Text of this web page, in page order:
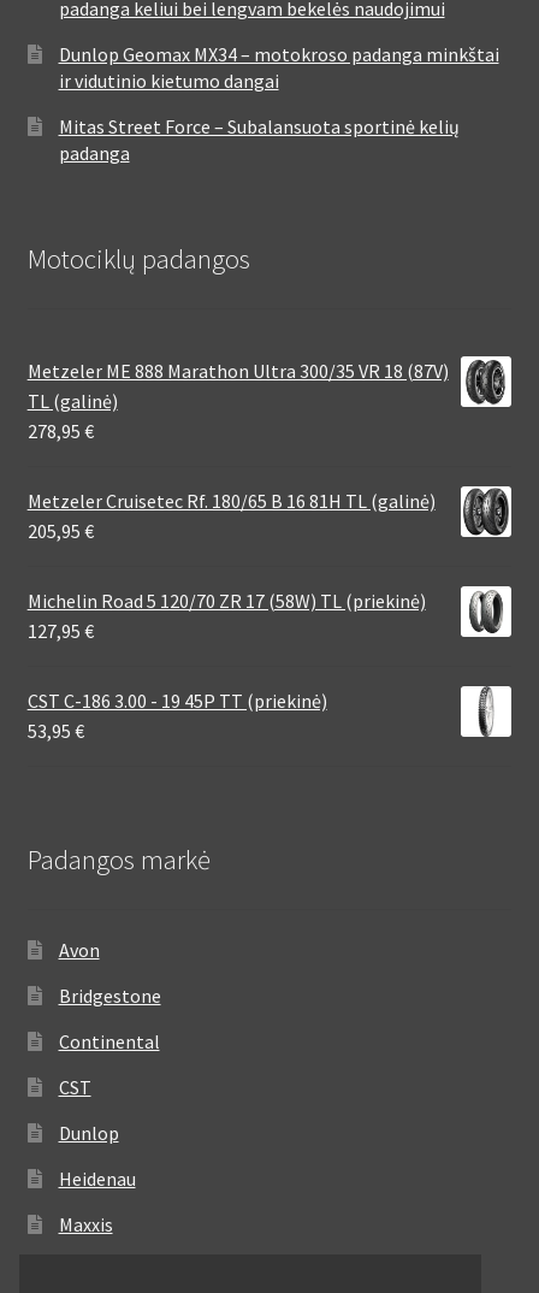
padanga keliui bei lengvam bekelės naudojimui
Dunlop Geomax MX34 – motokroso padanga minkštai
ir vidutinio kietumo dangai
Mitas Street Force – Subalansuota sportinė kelių
padanga
Motociklų padangos
Metzeler ME 888 Marathon Ultra 300/35 VR 18 (87V)
TL (galinė)
278,95 €
Metzeler Cruisetec Rf. 180/65 B 16 81H TL (galinė)
205,95 €
Michelin Road 5 120/70 ZR 17 (58W) TL (priekinė)
127,95 €
CST C-186 3.00 - 19 45P TT (priekinė)
53,95 €
Padangos markė
Avon
Bridgestone
Continental
CST
Dunlop
Heidenau
Maxxis